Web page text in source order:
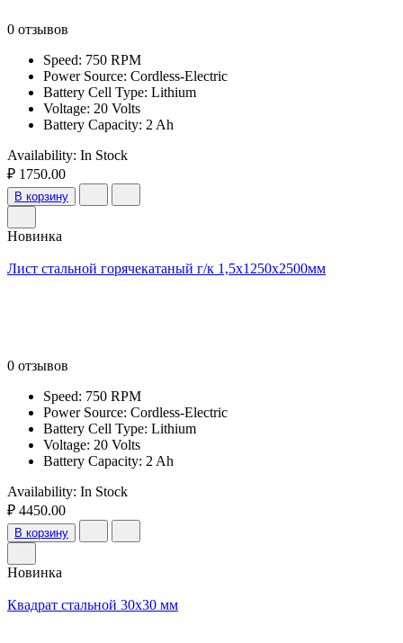
0 отзывов
Speed: 750 RPM
Power Source: Cordless-Electric
Battery Cell Type: Lithium
Voltage: 20 Volts
Battery Capacity: 2 Ah
Availability: In Stock
₽ 1750.00
В корзину
Новинка
Лист стальной горячекатаный г/к 1,5х1250х2500мм
0 отзывов
Speed: 750 RPM
Power Source: Cordless-Electric
Battery Cell Type: Lithium
Voltage: 20 Volts
Battery Capacity: 2 Ah
Availability: In Stock
₽ 4450.00
В корзину
Новинка
Квадрат стальной 30х30 мм